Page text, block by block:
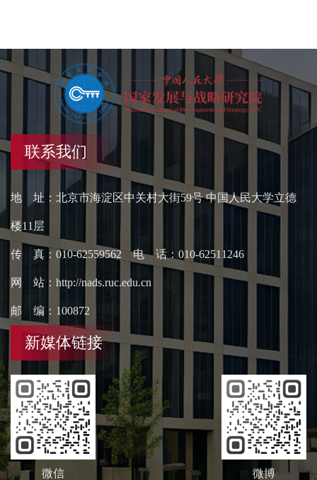
联系我们
地 址：北京市海淀区中关村大街59号 中国人民大学立德
楼11层
传 真：010-62559562 电 话：010-62511246
网 站：http://nads.ruc.edu.cn
邮 编：100872
新媒体链接
微信 微博